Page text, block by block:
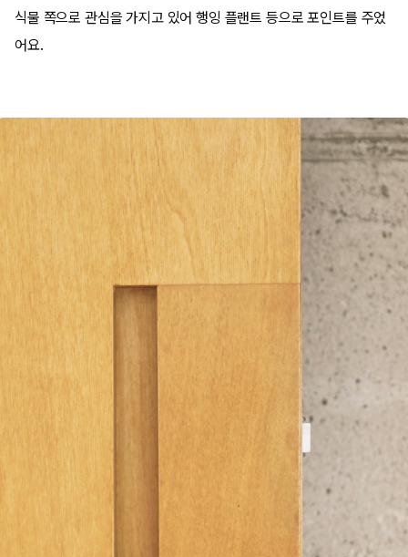
식물 쪽으로 관심을 가지고 있어 행잉 플랜트 등으로 포인트를 주었
어요.